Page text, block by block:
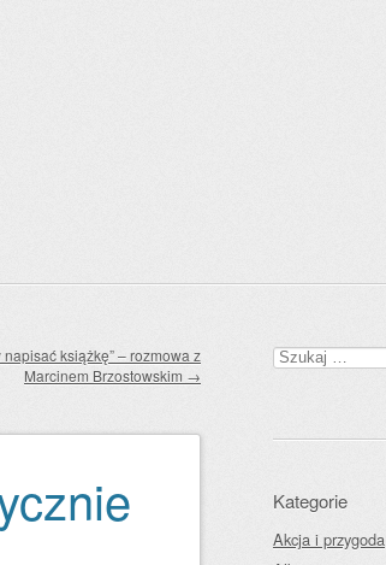
napisać książkę” – rozmowa z
Marcinem Brzostowskim →
Szukaj:
Kategorie
Akcja i przygoda